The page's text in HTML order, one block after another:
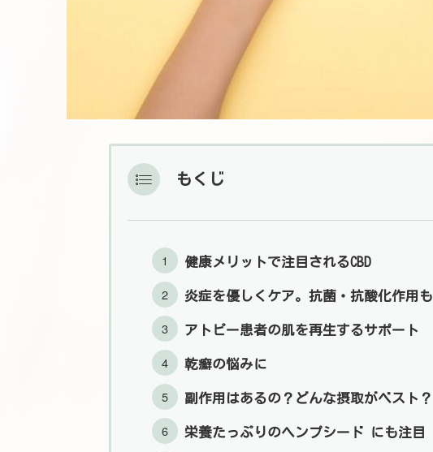
もくじ
健康メリットで注目されるCBD
炎症を優しくケア。抗菌・抗酸化作用も
アトピー患者の肌を再生するサポート
乾癬の悩みに
副作用はあるの？どんな摂取がベスト？
栄養たっぷりのヘンプシード にも注目